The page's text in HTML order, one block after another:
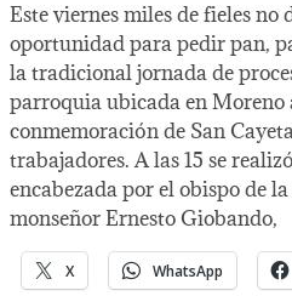
Este viernes miles de fieles no
oportunidad para pedir pan,
la tradicional jornada de
parroquia ubicada en Moreno
conmemoración de San
trabajadores. A las 15 se
encabezada por el obispo de
monseñor Ernesto Giobando,
X WhatsApp